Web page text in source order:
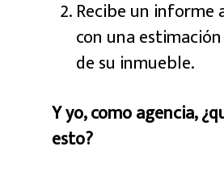
Recibe un informe
con una
de su inmueble.
Y yo, como agencia,
esto?